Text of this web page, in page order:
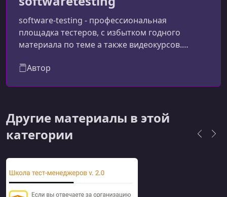
Документирование тестов
УРОК 15.
Оценка тестирования и ТА
Финальные мотивашечки
software-testing - профессиональная
площадка тестеров, с избытком годного
материала по теме а также видеокурсов.
Автор
Другие материалы в этой
категории